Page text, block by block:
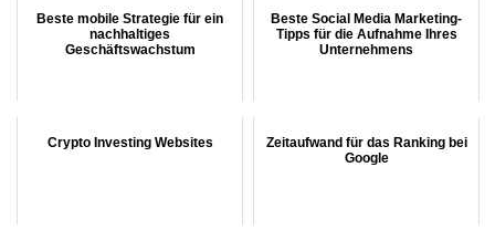
Beste mobile Strategie für ein
nachhaltiges
Geschäftswachstum
Beste Social Media Marketing-
Tipps für die Aufnahme Ihres
Unternehmens
Crypto Investing Websites
Zeitaufwand für das Ranking bei
Google